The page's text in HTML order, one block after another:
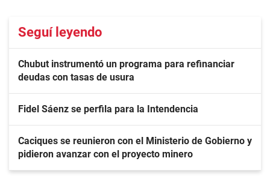
Seguí leyendo
Chubut instrumentó un programa para refinanciar
deudas con tasas de usura
Fidel Sáenz se perfila para la Intendencia
Caciques se reunieron con el Ministerio de Gobierno y
pidieron avanzar con el proyecto minero